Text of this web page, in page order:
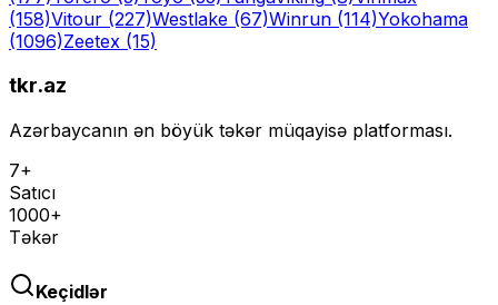
(158)Vitour (227)Westlake (67)Winrun (114)Yokohama
(1096)Zeetex (15)
tkr.az
Azərbaycanın ən böyük təkər müqayisə platforması.
7+
Satıcı
1000+
Təkər
Keçidlər